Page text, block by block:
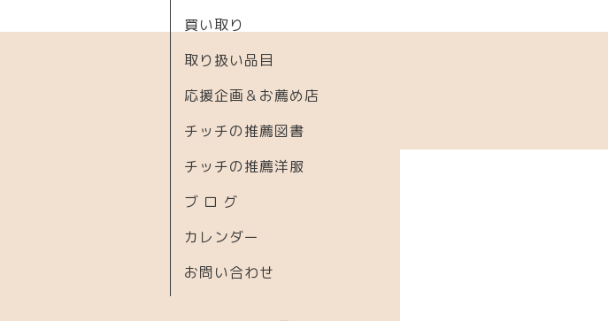
買い取り
取り扱い品目
応援企画＆お薦め店
チッチの推薦図書
チッチの推薦洋服
ブ ロ グ
カレンダー
お問い合わせ